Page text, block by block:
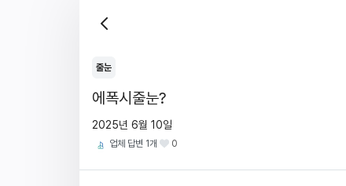
줄눈
에폭시줄눈?
2025년 6월 10일
업체 답변 1개 0